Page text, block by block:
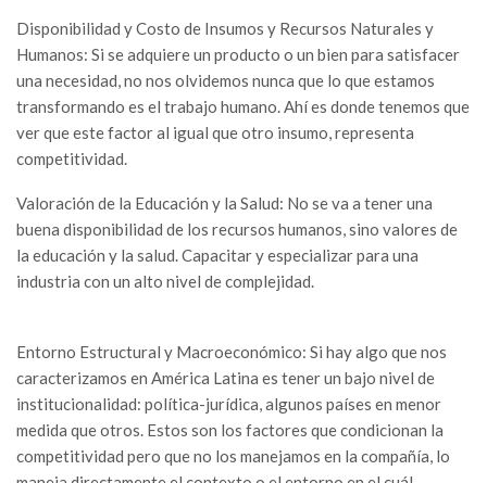
Disponibilidad y Costo de Insumos y Recursos Naturales y
Humanos: Si se adquiere un producto o un bien para satisfacer
una necesidad, no nos olvidemos nunca que lo que estamos
transformando es el trabajo humano. Ahí es donde tenemos que
ver que este factor al igual que otro insumo, representa
competitividad.
Valoración de la Educación y la Salud: No se va a tener una
buena disponibilidad de los recursos humanos, sino valores de
la educación y la salud. Capacitar y especializar para una
industria con un alto nivel de complejidad.
Entorno Estructural y Macroeconómico: Si hay algo que nos
caracterizamos en América Latina es tener un bajo nivel de
institucionalidad: política-jurídica, algunos países en menor
medida que otros. Estos son los factores que condicionan la
competitividad pero que no los manejamos en la compañía, lo